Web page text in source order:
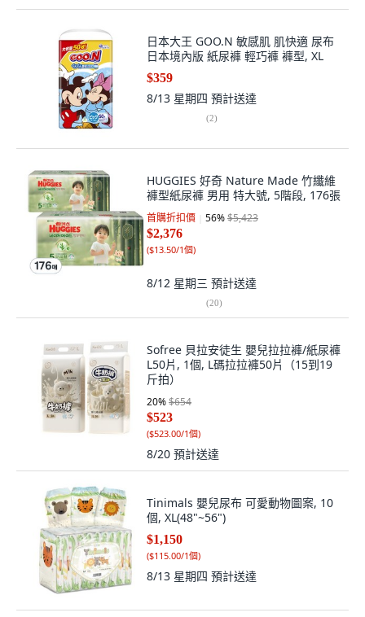
日本大王 GOO.N 敏感肌 肌快適 尿布
日本境內版 紙尿褲 輕巧褲 褲型, XL
$359
8/13 星期四 預計送達
(2)
HUGGIES 好奇 Nature Made 竹纖維
褲型紙尿褲 男用 特大號, 5階段, 176張
首購折扣價 56%$5,423
$2,376
($13.50/1個)
8/12 星期三 預計送達
(20)
Sofree 貝拉安徒生 嬰兒拉拉褲/紙尿褲
L50片, 1個, L碼拉拉褲50片（15到19
斤拍）
20%$654
$523
($523.00/1個)
8/20 預計送達
Tinimals 嬰兒尿布 可愛動物圖案, 10
個, XL(48"~56")
$1,150
($115.00/1個)
8/13 星期四 預計送達